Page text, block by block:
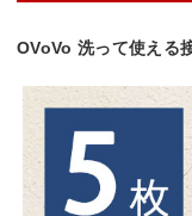
OVoVo 洗って使える